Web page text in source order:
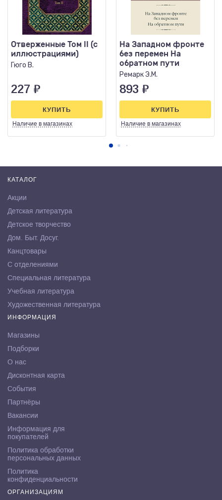
Отверженные Том II (с
иллюстрациями)
Гюго В.
227 ₽
Наличие в магазинах
КУПИТЬ
На Западном фронте
без перемен На
обратном пути
Ремарк Э.М.
893 ₽
Наличие в магазинах
КУПИТЬ
КАТАЛОГ
Акции
Детская литература
Детское творчество
Дом. Быт. Досуг.
Канцтовары
С отделениями
Специальная литература
Учебная литература
Художественная литература
ИНФОРМАЦИЯ
Магазины
Подборки
О нас
Дисконтная карта
События
Партнёры
Вакансии
Информация для
покупателей
Политика обработки
персональных данных
Политика
конфиденциальности
ОРГАНИЗАЦИЯМ